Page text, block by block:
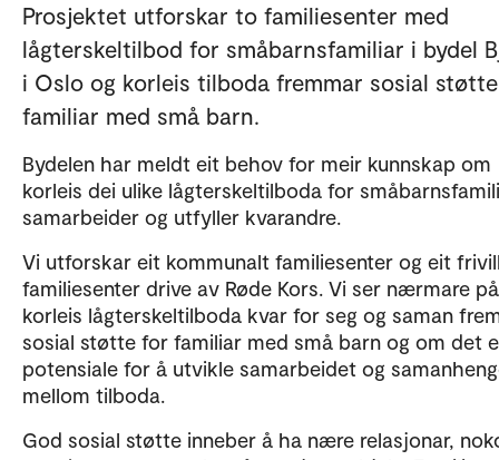
Prosjektet utforskar to familiesenter med
lågterskeltilbod for småbarnsfamiliar i bydel
i Oslo og korleis tilboda fremmar sosial
familiar med små barn.
Bydelen har meldt eit behov for meir kunnskap om
korleis dei ulike lågterskeltilboda for
samarbeider og utfyller kvarandre.
Vi utforskar eit kommunalt familiesenter og eit
familiesenter drive av Røde Kors. Vi ser nærmare på
korleis lågterskeltilboda kvar for seg og saman
sosial støtte for familiar med små barn og om det
potensiale for å utvikle samarbeidet og
mellom tilboda.
God sosial støtte inneber å ha nære relasjonar,